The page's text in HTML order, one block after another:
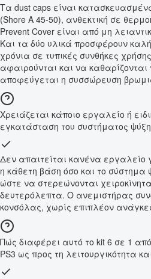
Τα dust caps είναι
(Shore A 45-50), ανθεκτική σε
Prevent Cover είναι από μη
Και τα δύο υλικά προσφέρουν
χρόνια σε τυπικές συνθήκες
αφαιρούνται και να καθαρίζονται
αποφεύγεται η συσσώρευση
Χρειάζεται κάποιο εργαλείο ή
εγκατάσταση του συστήματος
Δεν απαιτείται κανένα εργαλείο
η κάθετη βάση όσο και το σύστημα
ώστε να στερεώνονται
δευτερόλεπτα. Ο ανεμιστήρας
κονσόλας, χωρίς επιπλέον
Πώς διαφέρει αυτό το kit 6 σε 1
PS3 ως προς τη λειτουργικότητα